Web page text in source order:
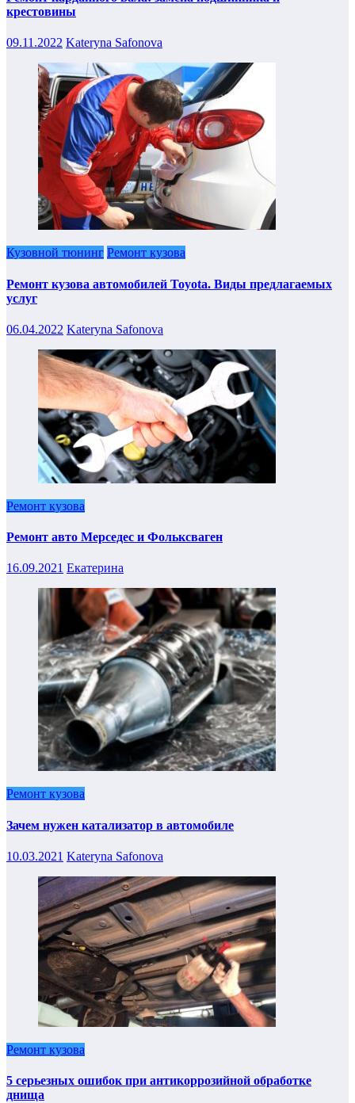
крестовины
09.11.2022 Kateryna Safonova
Кузовной тюнинг Ремонт кузова
Ремонт кузова автомобилей Toyota. Виды предлагаемых
услуг
06.04.2022 Kateryna Safonova
Ремонт кузова
Ремонт авто Мерседес и Фольксваген
16.09.2021 Екатерина
Ремонт кузова
Зачем нужен катализатор в автомобиле
10.03.2021 Kateryna Safonova
Ремонт кузова
5 серьезных ошибок при антикоррозийной обработке
днища